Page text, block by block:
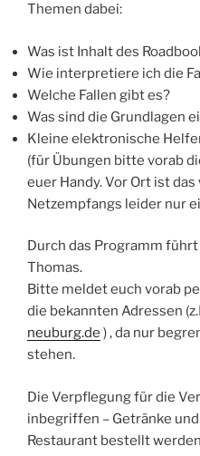
Themen dabei:
Was ist Inhalt des
Wie interpretiere ich die
Welche Fallen gibt es?
Was sind die Grundlagen
Kleine elektronische
(für Übungen bitte vorab
euer Handy. Vor Ort ist
Netzempfangs leider nur
Durch das Programm
Thomas.
Bitte meldet euch vorab
die bekannten Adressen
neuburg.de ) , da nur
stehen.
Die Verpflegung für die
inbegriffen – Getränke
Restaurant bestellt